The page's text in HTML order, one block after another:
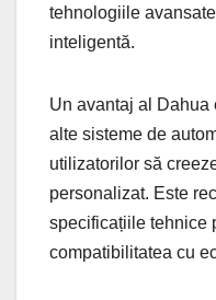
tehnologiile
inteligentă.
Un avantaj al Dahua
alte sisteme de
utilizatorilor să
personalizat. Este
specificațiile tehnice
compatibilitatea cu